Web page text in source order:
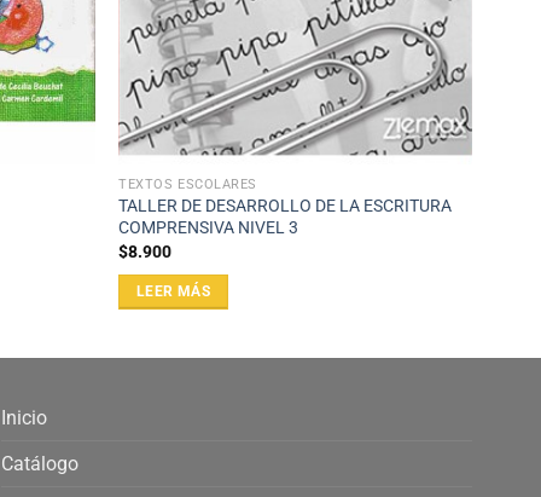
TEXTOS ESCOLARES
TALLER DE DESARROLLO DE LA ESCRITURA
COMPRENSIVA NIVEL 3
$8.900
LEER MÁS
Inicio
Catálogo